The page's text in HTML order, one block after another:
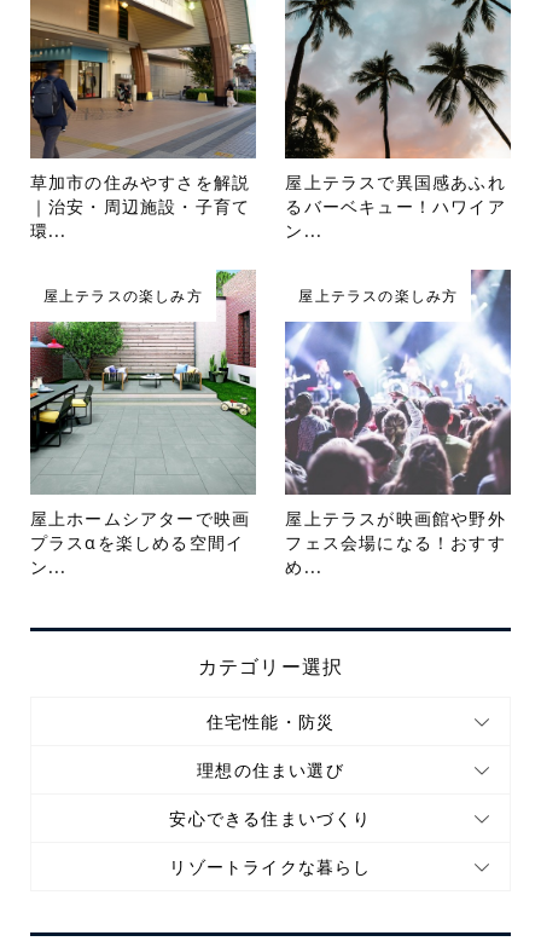
草加市の住みやすさを解説
｜治安・周辺施設・子育て
環...
屋上テラスで異国感あふれ
るバーベキュー！ハワイア
ン...
屋上テラスの楽しみ方
屋上ホームシアターで映画
プラスαを楽しめる空間イ
ン...
屋上テラスの楽しみ方
屋上テラスが映画館や野外
フェス会場になる！おすす
め...
カテゴリー選択
住宅性能・防災
理想の住まい選び
安心できる住まいづくり
リゾートライクな暮らし